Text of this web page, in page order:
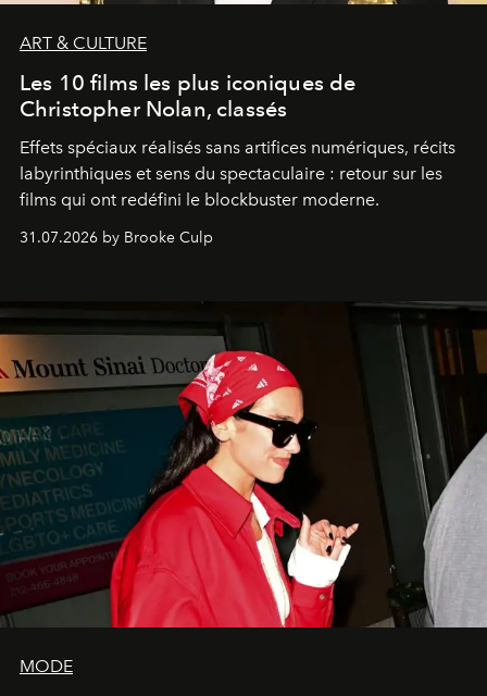
ART & CULTURE
Les 10 films les plus iconiques de
Christopher Nolan, classés
Effets spéciaux réalisés sans artifices numériques, récits
labyrinthiques et sens du spectaculaire : retour sur les
films qui ont redéfini le blockbuster moderne.
31.07.2026 by Brooke Culp
MODE